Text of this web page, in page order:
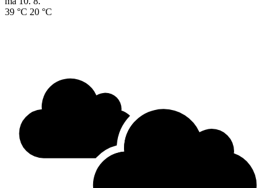
39 °C 20 °C